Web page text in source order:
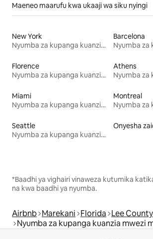
Maeneo maarufu kwa ukaaji wa siku nyingi
New York
Nyumba za kupanga kuanzia mwezi mmoja
Barcelona
Florence
Nyumba za kupanga kuanzia mwezi mmoja
Athens
Miami
Nyumba za kupanga kuanzia mwezi mmoja
Montreal
Seattle
Nyumba za kupanga kuanzia mwezi mmoja
Onyesha
*Baadhi ya vighairi vinaweza kutumika
na kwa baadhi ya nyumba.
Airbnb Marekani Florida Lee County
Nyumba za kupanga kuanzia mwezi